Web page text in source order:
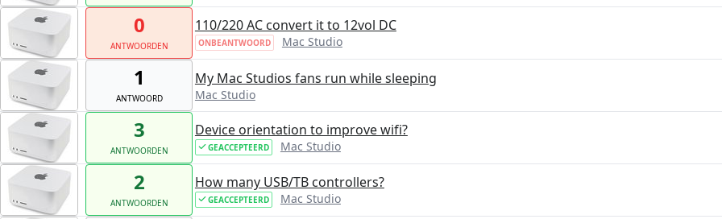
0
ANTWOORDEN
110/220 AC convert it to 12vol DC
ONBEANTWOORD Mac Studio
1
ANTWOORD
My Mac Studios fans run while sleeping
Mac Studio
3
ANTWOORDEN
Device orientation to improve wifi?
GEACCEPTEERD Mac Studio
2
ANTWOORDEN
How many USB/TB controllers?
GEACCEPTEERD Mac Studio